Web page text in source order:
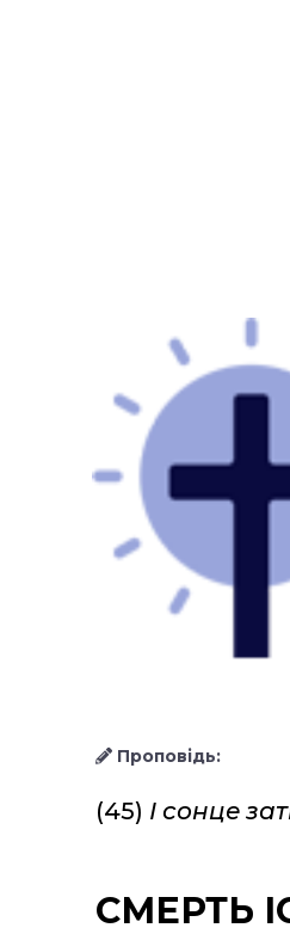
Проповідь:
(45) І сонце
СМЕРТЬ